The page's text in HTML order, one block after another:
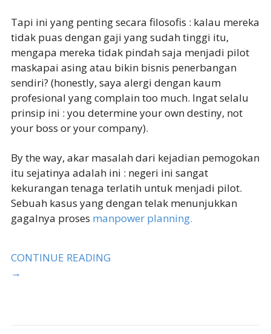
Tapi ini yang penting secara filosofis : kalau mereka
tidak puas dengan gaji yang sudah tinggi itu,
mengapa mereka tidak pindah saja menjadi pilot
maskapai asing atau bikin bisnis penerbangan
sendiri? (honestly, saya alergi dengan kaum
profesional yang complain too much. Ingat selalu
prinsip ini : you determine your own destiny, not
your boss or your company).
By the way, akar masalah dari kejadian pemogokan
itu sejatinya adalah ini : negeri ini sangat
kekurangan tenaga terlatih untuk menjadi pilot.
Sebuah kasus yang dengan telak menunjukkan
gagalnya proses manpower planning.
CONTINUE READING
→